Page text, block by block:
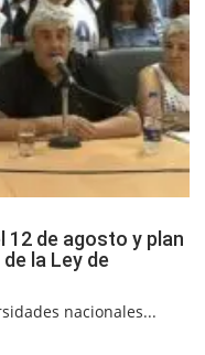
12 de agosto y plan
la Ley de
nacionales...